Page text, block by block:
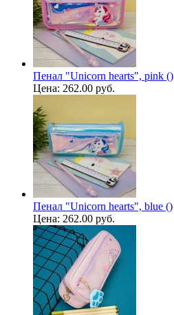
Пенал "Unicorn hearts", pink ()
Цена: 262.00 руб.
Пенал "Unicorn hearts", blue ()
Цена: 262.00 руб.